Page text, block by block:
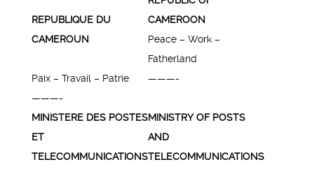
REPUBLIQUE DU
CAMEROUN
CAMEROON
Peace – Work –
Fatherland
Paix – Travail – Patrie
———-
———-
MINISTERE DES POSTES
ET
MINISTRY OF POSTS
AND
TELECOMMUNICATIONSTELECOMMUNICATIONS